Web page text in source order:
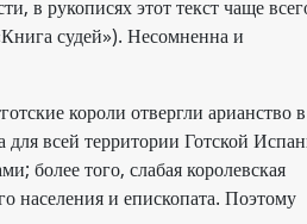
в рукописях этот текст чаще
судей»). Несомненна и
короли отвергли арианство в
для всей территории Готской
более того, слабая королевская
населения и епископата. Поэтому